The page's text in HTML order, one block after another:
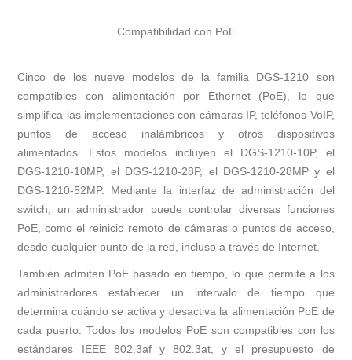
Compatibilidad con PoE
Cinco de los nueve modelos de la familia DGS-1210 son
compatibles con alimentación por Ethernet (PoE), lo que
simplifica las implementaciones con cámaras IP, teléfonos VoIP,
puntos de acceso inalámbricos y otros dispositivos
alimentados. Estos modelos incluyen el DGS-1210-10P, el
DGS-1210-10MP, el DGS-1210-28P, el DGS-1210-28MP y el
DGS-1210-52MP. Mediante la interfaz de administración del
switch, un administrador puede controlar diversas funciones
PoE, como el reinicio remoto de cámaras o puntos de acceso,
desde cualquier punto de la red, incluso a través de Internet.
También admiten PoE basado en tiempo, lo que permite a los
administradores establecer un intervalo de tiempo que
determina cuándo se activa y desactiva la alimentación PoE de
cada puerto. Todos los modelos PoE son compatibles con los
estándares IEEE 802.3af y 802.3at, y el presupuesto de